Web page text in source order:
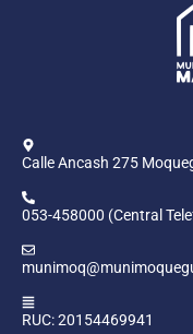
Calle Ancash 275
053-458000 (Central
RUC: 20154469941